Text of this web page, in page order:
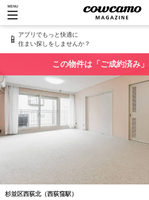
MENU
📱 アプリでもっと快適に
住まい探しをしませんか？
この物件は「ご成約済み」
杉並区西荻北（西荻窪駅）